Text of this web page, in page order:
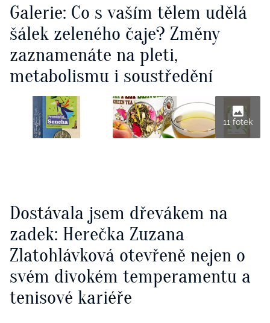
Galerie: Co s vaším tělem udělá
šálek zeleného čaje? Změny
zaznamenáte na pleti,
metabolismu i soustředění
11 fotek
Dostávala jsem dřevákem na
zadek: Herečka Zuzana
Zlatohlávková otevřeně nejen o
svém divokém temperamentu a
tenisové kariéře